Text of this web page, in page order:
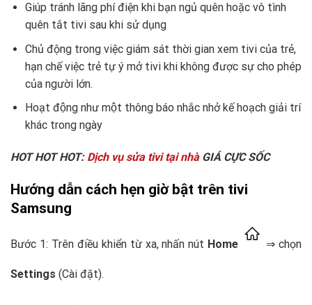
Giúp tránh lãng phí điện khi bạn ngủ quên hoặc vô tình
quên tắt tivi sau khi sử dụng
Chủ động trong việc giám sát thời gian xem tivi của trẻ,
hạn chế việc trẻ tự ý mở tivi khi không được sự cho phép
của người lớn.
Hoạt động như một thông báo nhắc nhở kế hoạch giải trí
khác trong ngày
HOT HOT HOT: Dịch vụ sửa tivi tại nhàGIÁ CỰC SỐC
Hướng dẫn cách hẹn giờ bật trên tivi
Samsung
Bước 1: Trên điều khiển từ xa, nhấn nút Home ⇒ chọn
Settings (Cài đặt).